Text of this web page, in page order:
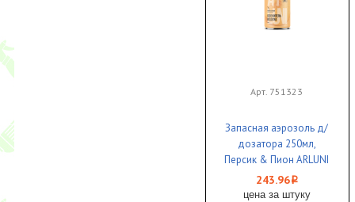
Арт. 751323
Запасная аэрозоль д/
дозатора 250мл,
Персик & Пион ARLUNI
сухое распыление 1/12
243.96i
цена за штуку